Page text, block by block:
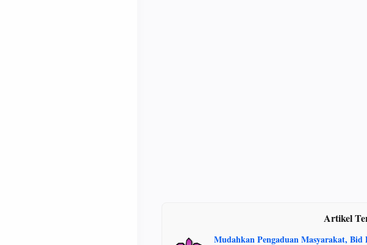
Artikel
Mudahkan Pengaduan Masyarakat,